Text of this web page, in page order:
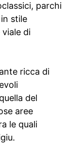
parchi
stile
viale di
ricca di
del
aree
le quali